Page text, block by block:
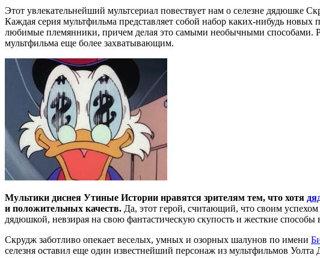
Этот увлекательнейший мультсериал повествует нам о селезне дядюшке
Каждая серия мультфильма представляет собой набор каких-нибудь
любимые племянники, причем делая это самыми необычными способами.
мультфильма еще более захватывающим.
Мультики диснея Утиные Истории нравятся зрителям тем, что хотя
и положительных качеств. Да, этот герой, считающий, что своим
дядюшкой, невзирая на свою фантастическую скупость и жесткие способы
Скрудж заботливо опекает веселых, умных и озорных шалунов по имени
селезня оставил еще один известнейший персонаж из мультфильмов